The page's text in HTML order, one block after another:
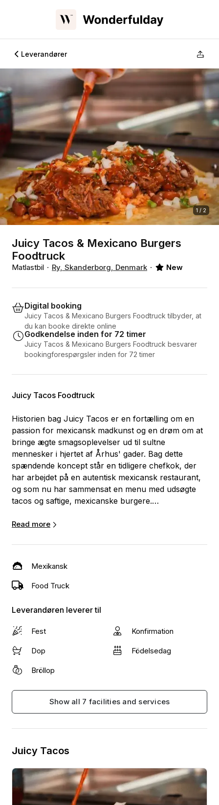
Leverandører
1 / 2
Juicy Tacos & Mexicano Burgers
Foodtruck
Matlastbil Ry, Skanderborg, Denmark New
Digital booking
Juicy Tacos & Mexicano Burgers Foodtruck tilbyder, at
du kan booke direkte online
Godkendelse inden for 72 timer
Juicy Tacos & Mexicano Burgers Foodtruck besvarer
bookingforespørgsler inden for 72 timer
Juicy Tacos Foodtruck
Historien bag Juicy Tacos er en fortælling om en
passion for mexicansk madkunst og en drøm om at
bringe ægte smagsoplevelser ud til sultne
mennesker i hjertet af Århus' gader. Bag dette
spændende koncept står en tidligere chefkok, der
har arbejdet på en autentisk mexicansk restaurant,
og som nu har sammensat en menu med udsøgte
tacos og saftige, mexicanske burgere.
Vores signaturret er vores saftige tacos, som er
krydderier, der giver en intens og tro
smagsoplevelse. Ud over vores lækre tacos tilbyder
vi også mexicanske burgere i brioche-boller, som er
fyldt med mørt kød og smagfulde toppings.
Men det er ikke kun vores omhyggeligt udvalgte
Tacos enestående. Vores hemmelige opskrift på
smagsoplevelse, der sætter prikken over i'et.
Så træd ind i vores verden af mexicanske
smagsoplevelser, og lad os tage dig med på en
kulinarisk rejse, der vil forkæle dine smagsløg.
Read more
Mexikansk
Food Truck
Leverandøren leverer til
Fest Konfirmation
Dop Födelsedag
Bröllop
Show all 7 facilities and services
Juicy Tacos